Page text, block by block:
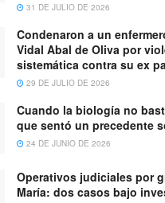
31 DE JULIO DE 2026
Condenaron a un
Vidal Abal de Oliva por
sistemática contra su ex
29 DE JULIO DE 2026
Cuando la biología no
que sentó un precedente
24 DE JUNIO DE 2026
Operativos judiciales por
María: dos casos bajo